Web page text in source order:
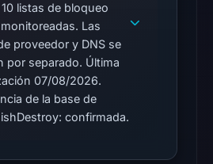
between
visitors
and
automated
checks.
Other
listas de bloqueo
Las
proveedor y DNS se
por separado. Última
07/08/2026.
de la base de
confirmada.